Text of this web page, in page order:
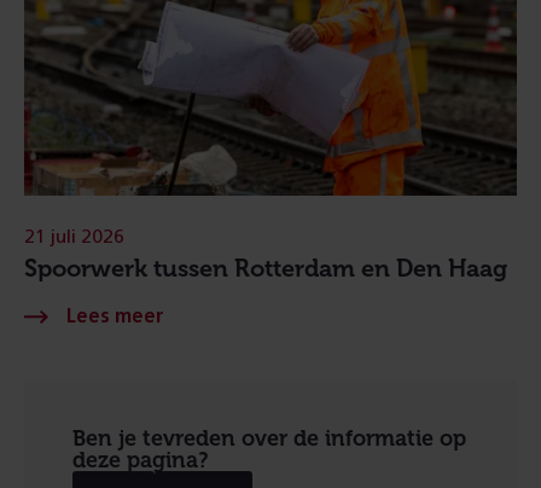
Spoorwerk tussen Rotterdam en Den Haag
21 juli 2026
Ben je tevreden over de informatie op
deze pagina?